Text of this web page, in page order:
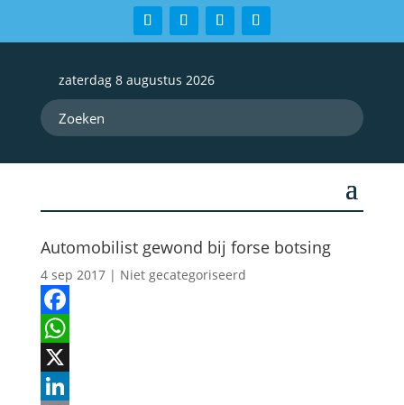
zaterdag 8 augustus 2026
Automobilist gewond bij forse botsing
4 sep 2017| Niet gecategoriseerd
Facebook
WhatsApp
X